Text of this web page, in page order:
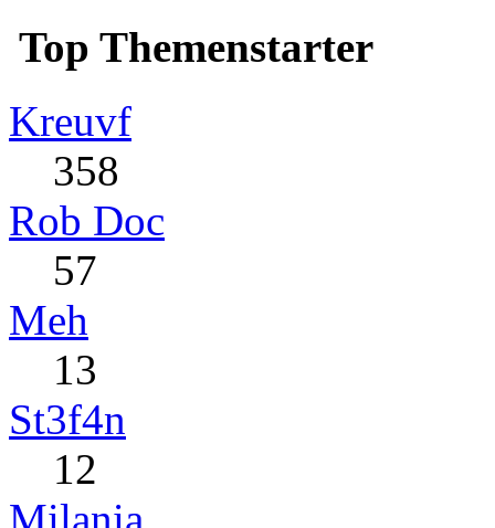
Top Themenstarter
Kreuvf
358
Rob Doc
57
Meh
13
St3f4n
12
Milania